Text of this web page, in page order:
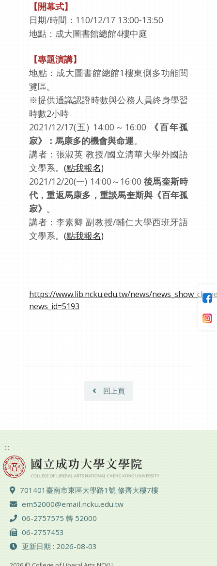
【開幕式】
日期/時間：110/12/17 13:00-13:50
地點：成大圖書館總館4樓中庭
【專題演講】
地點：成大圖書館總館1樓東側多功能閱
覽區。
※提供通識認證時數與公務人員終身學習
時數2小時
2021/12/17(五) 14:00～16:00
《百年孤
寂》：馬康多的機會與命運。
講者：張淑英 教授/國立清華大學外國語
文學系。 (點我報名)
2021/12/20(一) 14:00～16:00後馬奎斯時
代，重返馬康多，重談馬奎斯與《百年孤
寂》 。
講者：李素卿 副教授/輔仁大學西班牙語
文學系。 (點我報名)
https://www.lib.ncku.edu.tw/news/
news_id=5193
回上頁
:::
地址 ：
701401臺南市東區大學路1號 修齊大樓7樓
電子郵件 ：
em52000@email.ncku.edu.tw
電話 ：
06-2757575 轉 52000
傳真 ：
06-2757453
更新日期 : 2026-08-03